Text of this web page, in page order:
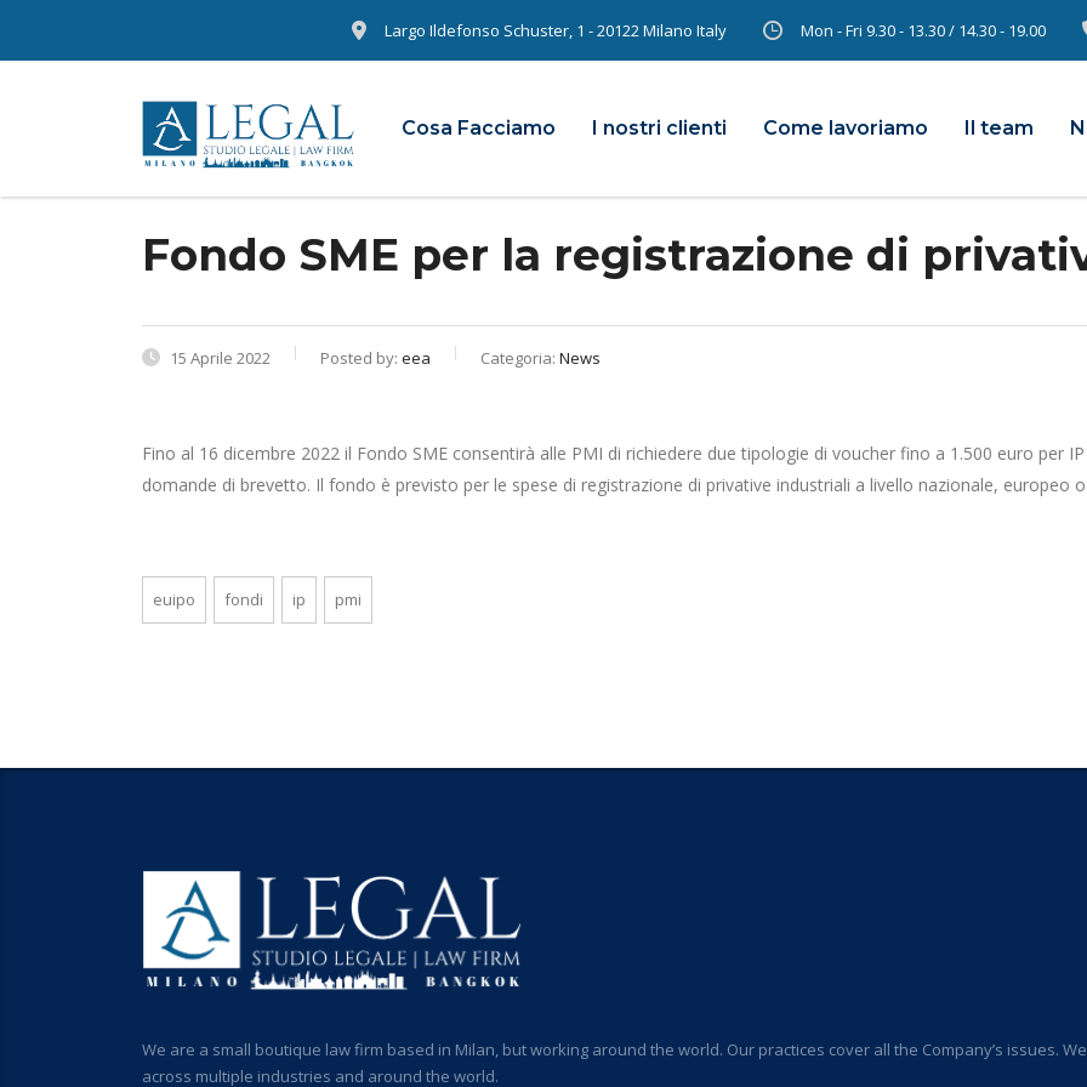
Largo Ildefonso Schuster, 1 - 20122 Milano Italy Mon - Fri 9.30 - 13.30 / 14.30 - 19.00
Cosa Facciamo I nostri clienti Come lavoriamo Il team
Fondo SME per la registrazione di
15 Aprile 2022 Posted by: eea Categoria: News
Fino al 16 dicembre 2022 il Fondo SME consentirà alle PMI di richiedere due tipologie di voucher fino a 1.500 euro per
domande di brevetto. Il fondo è previsto per le spese di registrazione di privative industriali a livello nazionale, europeo
euipo fondi ip pmi
We are a small boutique law firm based in Milan, but working around the world. Our practices cover all the Company’s issues.
across multiple industries and around the world.